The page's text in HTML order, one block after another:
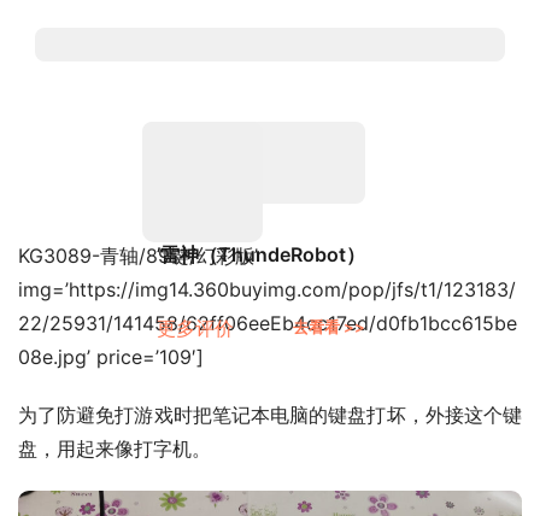
’雷神（ThundeRobot）
更多评价 去看看 >>
KG3089-青轴/89键/幻彩版’
img=’https://img14.360buyimg.com/pop/jfs/t1/123183/
22/25931/141458/62ff06eeEb4cc17ed/d0fb1bcc615be
08e.jpg’ price=’109′]
为了防避免打游戏时把笔记本电脑的键盘打坏，外接这个键
盘，用起来像打字机。